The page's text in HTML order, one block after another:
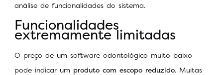
análise de funcionalidades do sistema.
Funcionalidades
extremamente limitadas
O preço de um software odontológico muito baixo
pode indicar um produto com escopo reduzido. Muitas